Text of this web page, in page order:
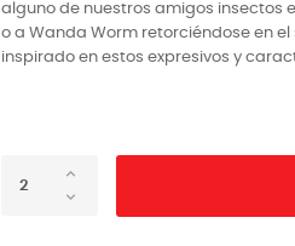
alguno de nuestros amigos insectos
o a Wanda Worm retorciéndose en
inspirado en estos expresivos y